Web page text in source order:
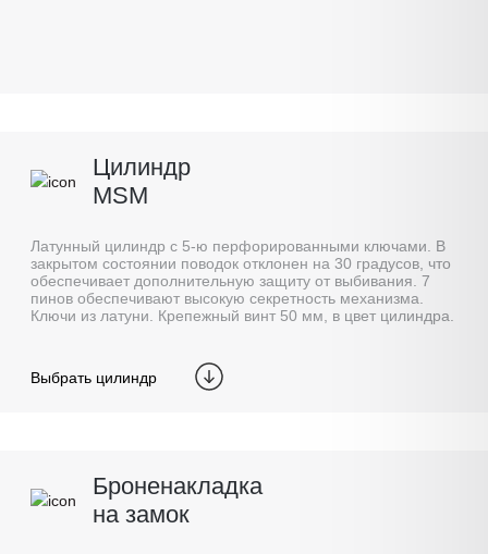
Цилиндр
MSM
Латунный цилиндр с 5-ю перфорированными ключами. В
закрытом состоянии поводок отклонен на 30 градусов, что
обеспечивает дополнительную защиту от выбивания. 7
пинов обеспечивают высокую секретность механизма.
Ключи из латуни. Крепежный винт 50 мм, в цвет цилиндра.
Выбрать цилиндр
Броненакладка
на замок